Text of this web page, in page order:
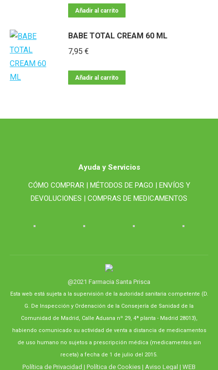
Añadir al carrito
BABE TOTAL CREAM 60 ML
7,95 €
Añadir al carrito
Ayuda y Servicios
CÓMO COMPRAR | MÉTODOS DE PAGO | ENVÍOS Y
DEVOLUCIONES | COMPRAS DE MEDICAMENTOS
@2021 Farmacia Santa Prisca
Esta web está sujeta a la supervisión de la autoridad sanitaria competente (D.
G. De Inspección y Ordenación de la Consejería de Sanidad de la
Comunidad de Madrid, Calle Aduana nº 29, 4ª planta - Madrid 28013),
habiendo comunicado su actividad de venta a distancia de medicamentos
de uso humano no sujetos a prescripción médica (medicamentos sin
receta) a fecha de 1 de julio del 2015.
Política de Privacidad | Política de Cookies | Aviso Legal | WEB